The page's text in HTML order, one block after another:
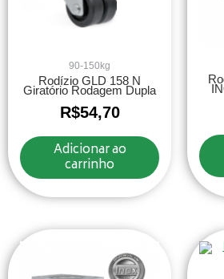
90-150kg
Rodízio GLD 158 N
Giratório Rodagem Dupla
R$54,70
Adicionar ao
carrinho